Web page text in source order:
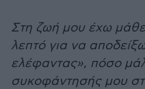
Στη ζωή μου έχω
λεπτό για να
ελέφαντας», πόσο
συκοφάντησής μου